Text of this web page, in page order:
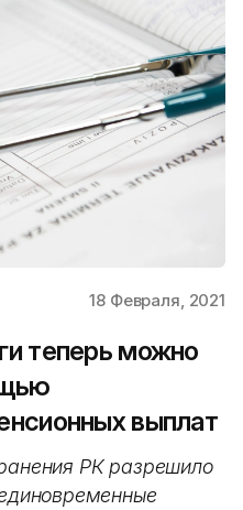
18 Февраля, 2021
теперь можно
выплат
РК разрешило